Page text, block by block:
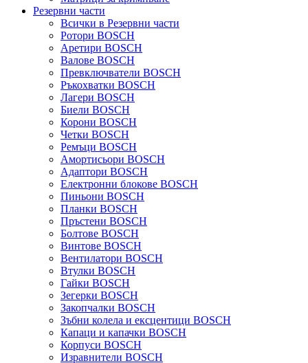
Резервни части
Всички в Резервни части
Ротори BOSCH
Аретири BOSCH
Валове BOSCH
Превключватели BOSCH
Ръкохватки BOSCH
Лагери BOSCH
Биели BOSCH
Корони BOSCH
Четки BOSCH
Ремъци BOSCH
Амортисьори BOSCH
Адаптори BOSCH
Електронни блокове BOSCH
Пиньони BOSCH
Планки BOSCH
Пръстени BOSCH
Болтове BOSCH
Винтове BOSCH
Вентилатори BOSCH
Втулки BOSCH
Гайки BOSCH
Зегерки BOSCH
Закопчалки BOSCH
Зъбни колела и ексцентици BOSCH
Капаци и капачки BOSCH
Корпуси BOSCH
Изравнители BOSCH